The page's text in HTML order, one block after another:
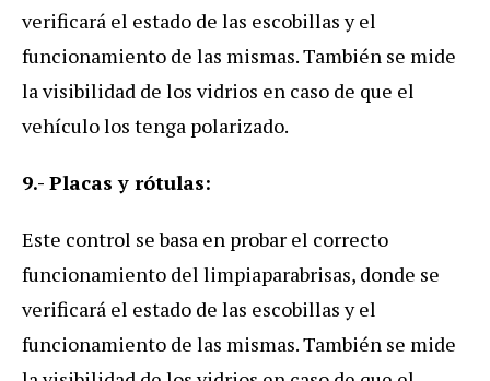
verificará el estado de las escobillas y el
funcionamiento de las mismas. También se mide
la visibilidad de los vidrios en caso de que el
vehículo los tenga polarizado.
9.- Placas y rótulas:
Este control se basa en probar el correcto
funcionamiento del limpiaparabrisas, donde se
verificará el estado de las escobillas y el
funcionamiento de las mismas. También se mide